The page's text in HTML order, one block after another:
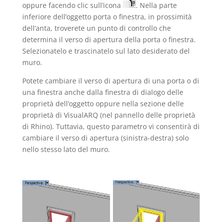
oppure facendo clic sull’icona
. Nella parte
inferiore dell’oggetto porta o finestra, in prossimità
dell’anta, troverete un punto di controllo che
determina il verso di apertura della porta o finestra.
Selezionatelo e trascinatelo sul lato desiderato del
muro.
Potete cambiare il verso di apertura di una porta o di
una finestra anche dalla finestra di dialogo delle
proprietà dell’oggetto oppure nella sezione delle
proprietà di VisualARQ (nel pannello delle proprietà
di Rhino). Tuttavia, questo parametro vi consentirà di
cambiare il verso di apertura (sinistra-destra) solo
nello stesso lato del muro.